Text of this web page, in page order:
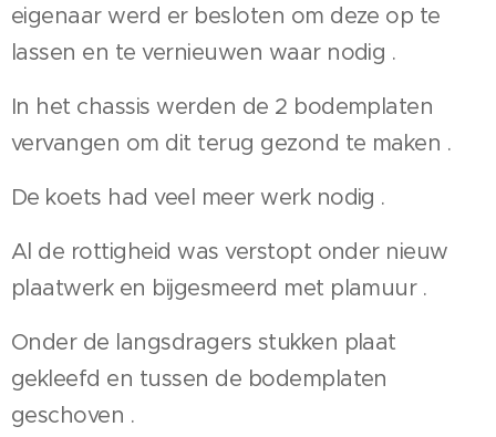
eigenaar werd er besloten om deze op te
lassen en te vernieuwen waar nodig .
In het chassis werden de 2 bodemplaten
vervangen om dit terug gezond te maken .
De koets had veel meer werk nodig .
Al de rottigheid was verstopt onder nieuw
plaatwerk en bijgesmeerd met plamuur .
Onder de langsdragers stukken plaat
gekleefd en tussen de bodemplaten
geschoven .